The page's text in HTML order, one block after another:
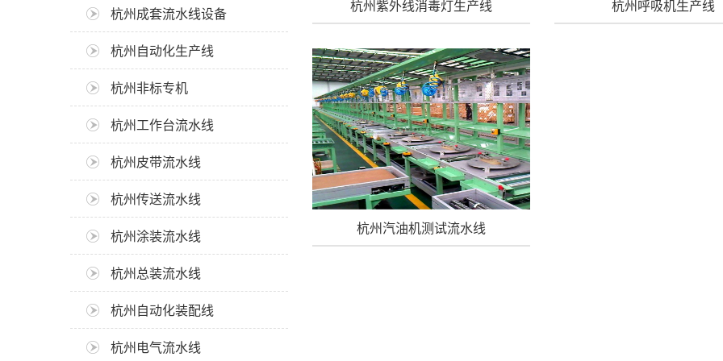
杭州成套流水线设备
杭州自动化生产线
杭州非标专机
杭州工作台流水线
杭州皮带流水线
杭州传送流水线
杭州涂装流水线
杭州总装流水线
杭州自动化装配线
杭州电气流水线
杭州紫外线消毒灯生产线 杭州呼吸机生产线
杭州汽油机测试流水线